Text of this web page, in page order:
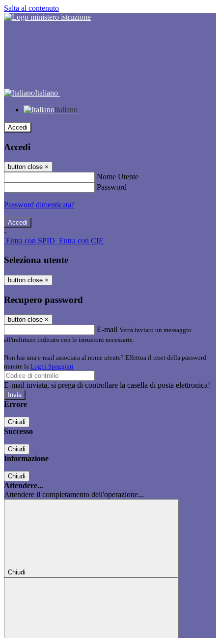
Salta al contenuto
Italiano
Italiano
Accedi
Accedi
button close ×
Nome Utente
Password
Password dimenticata?
-
Entra con SPID Entra con CIE
Seleziona utente
button close ×
Recupero password
button close ×
E-mail Verrà inviato un messaggio
all'indirizzo indicato con le istruzioni necessarie.
Non hai una e-mail associata al nome utente? Effettua il reset della password
tramite la Login Spaggiari
E-mail inviata, si prega di controllare la casella di posta elettronica!
Errore
Chiudi
Successo
Chiudi
Informazione
Chiudi
Attendere...
Attendere il completamento dell'operazione...
Chiudi